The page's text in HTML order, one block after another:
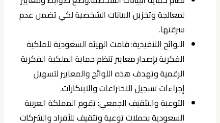
لمعالجة وتخزين البيانات الشخصية لكي تضمن عدم
سرقتها.
اللوائح التنفيذية: قامت الهيئة السعودية للملكية
الفكرية بإصدار معايير تنظم حماية الملكية الفكرية
الرقمية وتهدف هذه اللوائح والمعايير لتسهيل
إجراءات تسجيل الاختراعات والابتكارات.
التوعية والتثقيف الجمعي: تقوم المملكة العربية
السعودية بحملات توعية وتثقيف للأفراد والشركات